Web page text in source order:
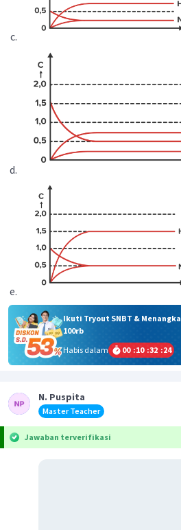
Ikuti Tryout SNBT &
100rb
Habis dalam
00 :10 :32 :24
N. Puspita
Master Teacher
Jawaban terverifikasi